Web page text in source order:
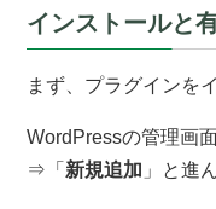
インストールと
まず、プラグインを
WordPressの管理画
⇒「 新規追加 」と進